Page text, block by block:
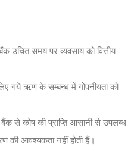
उचित समय पर व्यवसाय को वित्तीय
गये ऋण के सम्बन्ध में गोपनीयता को
बैंक से कोष की प्राप्ति आसानी से उपलब्ध
की आवश्यकता नहीं होती हैं।